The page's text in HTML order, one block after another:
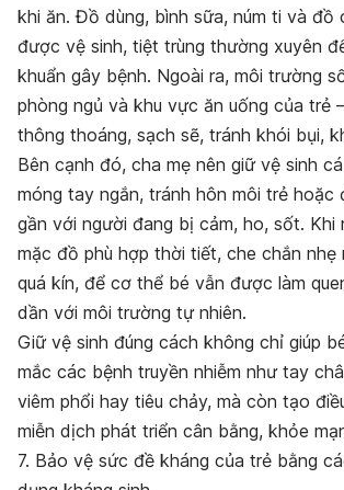
khi ăn. Đồ dùng, bình sữa, núm ti và đồ
được vệ sinh, tiệt trùng thường xuyên
khuẩn gây bệnh. Ngoài ra, môi trường
phòng ngủ và khu vực ăn uống của trẻ
thông thoáng, sạch sẽ, tránh khói bụi,
Bên cạnh đó, cha mẹ nên giữ vệ sinh
móng tay ngắn, tránh hôn môi trẻ hoặc
gần với người đang bị cảm, ho, sốt. Khi
mặc đồ phù hợp thời tiết, che chắn nhẹ
quá kín, để cơ thể bé vẫn được làm
dần với môi trường tự nhiên.
Giữ vệ sinh đúng cách không chỉ giúp
mắc các bệnh truyền nhiễm như tay
viêm phổi hay tiêu chảy, mà còn tạo
miễn dịch phát triển cân bằng, khỏe
7. Bảo vệ sức đề kháng của trẻ bằng